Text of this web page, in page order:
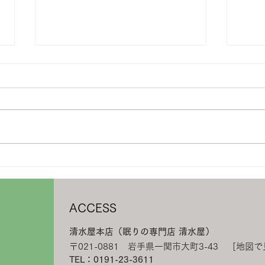
ACCESS
清水屋本店（眠りの専門店 清水屋）
〒021-0881 岩手県一関市大町3-43
[地図で
TEL：0191-23-3611